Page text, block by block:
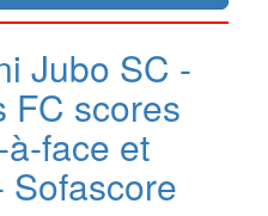
Jubo SC -
FC scores
face et
Sofascore